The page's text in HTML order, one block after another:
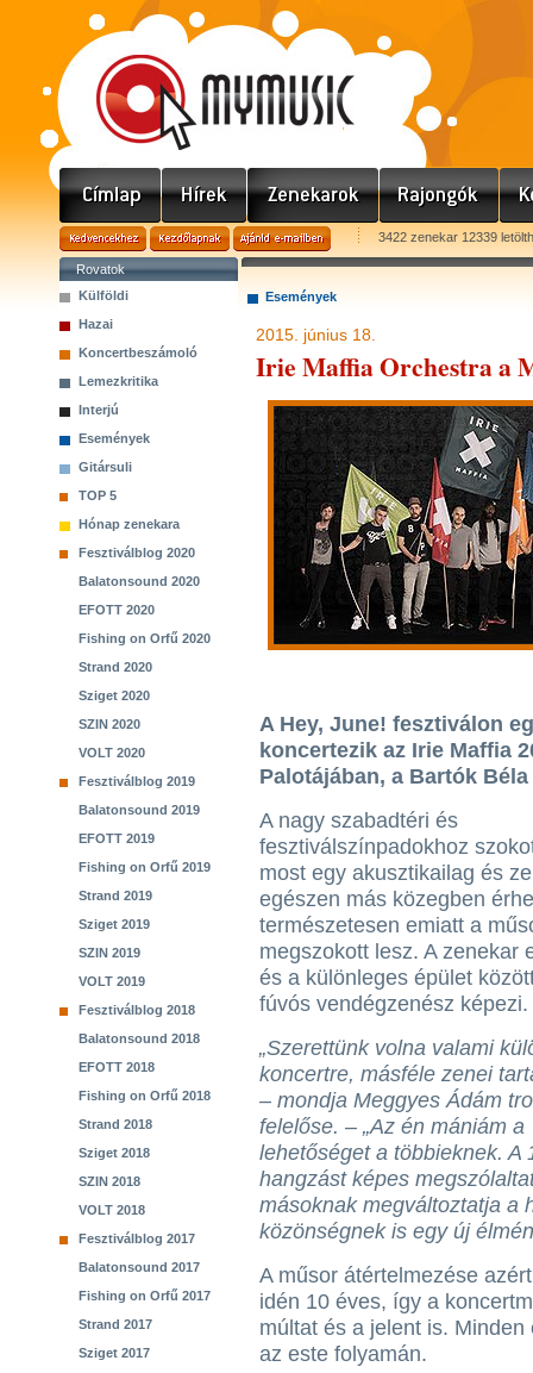
3422 zenekar 12339
Rovatok
Külföldi
Hazai
Koncertbeszámoló
Lemezkritika
Interjú
Események
Gitársuli
TOP 5
Hónap zenekara
Fesztiválblog 2020
Balatonsound 2020
EFOTT 2020
Fishing on Orfű 2020
Strand 2020
Sziget 2020
SZIN 2020
VOLT 2020
Fesztiválblog 2019
Balatonsound 2019
EFOTT 2019
Fishing on Orfű 2019
Strand 2019
Sziget 2019
SZIN 2019
VOLT 2019
Fesztiválblog 2018
Balatonsound 2018
EFOTT 2018
Fishing on Orfű 2018
Strand 2018
Sziget 2018
SZIN 2018
VOLT 2018
Fesztiválblog 2017
Balatonsound 2017
Fishing on Orfű 2017
Strand 2017
Sziget 2017
Események
2015. június 18.
Irie Maffia Orchestra a
A Hey, June! fesztiválon
koncertezik az Irie Maffia
Palotájában, a Bartók
A nagy szabadtéri és
fesztiválszínpadokhoz
most egy akusztikailag és
egészen más közegben
természetesen emiatt a
megszokott lesz. A zenekar
és a különleges épület
fúvós vendégzenész képezi.
„Szerettünk volna valami
koncertre, másféle zenei
– mondja Meggyes Ádám
felelőse. – „Az én mániám a
lehetőséget a többieknek. A
hangzást képes
másoknak megváltoztatja a
közönségnek is egy új
A műsor átértelmezése
idén 10 éves, így a
múltat és a jelent is.
az este folyamán.